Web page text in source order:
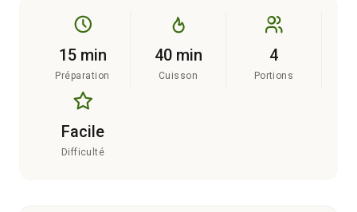
15 min
Préparation
40 min
Cuisson
4
Portions
Facile
Difficulté